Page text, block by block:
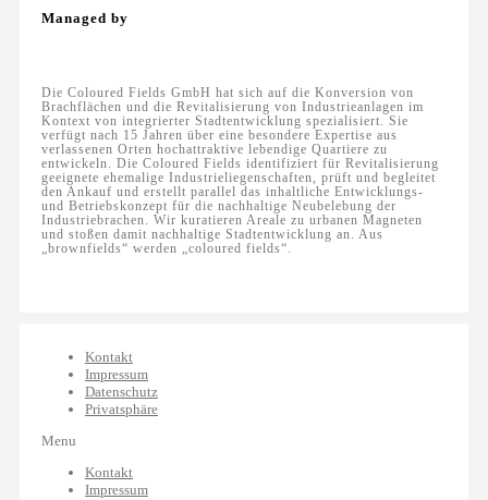
Managed by
Die Coloured Fields GmbH hat sich auf die Konversion von
Brachflächen und die Revitalisierung von Industrieanlagen im
Kontext von integrierter Stadtentwicklung spezialisiert. Sie
verfügt nach 15 Jahren über eine besondere Expertise aus
verlassenen Orten hochattraktive lebendige Quartiere zu
entwickeln. Die Coloured Fields identifiziert für Revitalisierung
geeignete ehemalige Industrieliegenschaften, prüft und begleitet
den Ankauf und erstellt parallel das inhaltliche Entwicklungs-
und Betriebskonzept für die nachhaltige Neubelebung der
Industriebrachen. Wir kuratieren Areale zu urbanen Magneten
und stoßen damit nachhaltige Stadtentwicklung an. Aus
„brownfields“ werden „coloured fields“.
Kontakt
Impressum
Datenschutz
Privatsphäre
Menu
Kontakt
Impressum